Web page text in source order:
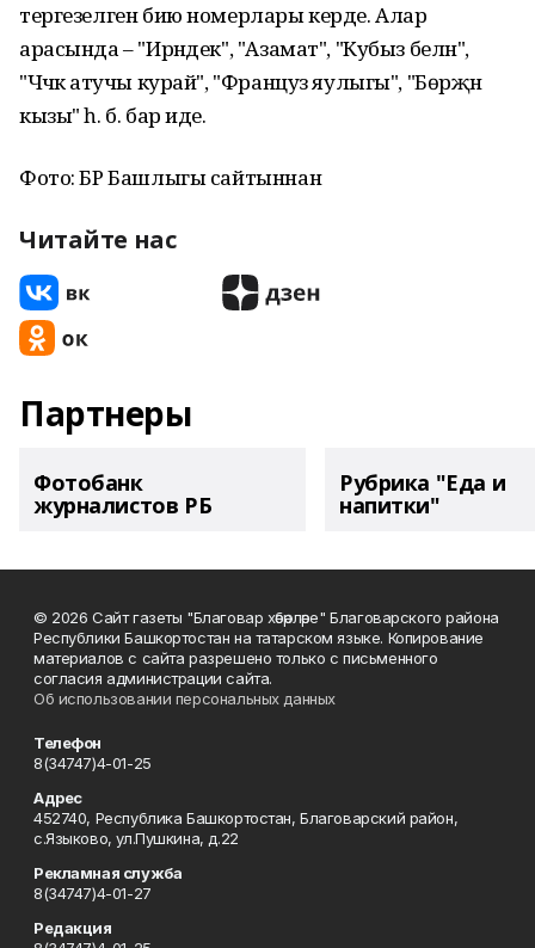
тергезелген бию номерлары керде. Алар
арасында – "Ирәндек", "Азамат", "Кубыз белән",
"Чәчәк атучы курай", "Француз яулыгы", "Бөрҗән
кызы" һ. б. бар иде.
Фото: БР Башлыгы сайтыннан
Читайте нас
Партнеры
Фотобанк
журналистов РБ
Рубрика "Еда и
напитки"
© 2026 Сайт газеты "Благовар хәбәрләре" Благоварского района
Республики Башкортостан на татарском языке. Копирование
материалов с сайта разрешено только с письменного
согласия администрации сайта.
Об использовании персональных данных
Телефон
8(34747)4-01-25
Адрес
452740, Республика Башкортостан, Благоварский район,
с.Языково, ул.Пушкина, д.22
Рекламная служба
8(34747)4-01-27
Редакция